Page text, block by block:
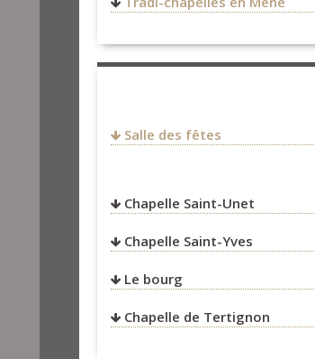
FRANCE
Salle des fêtes
Chapelle Saint-Unet
Chapelle Saint-Yves
Le bourg
Chapelle de Tertignon